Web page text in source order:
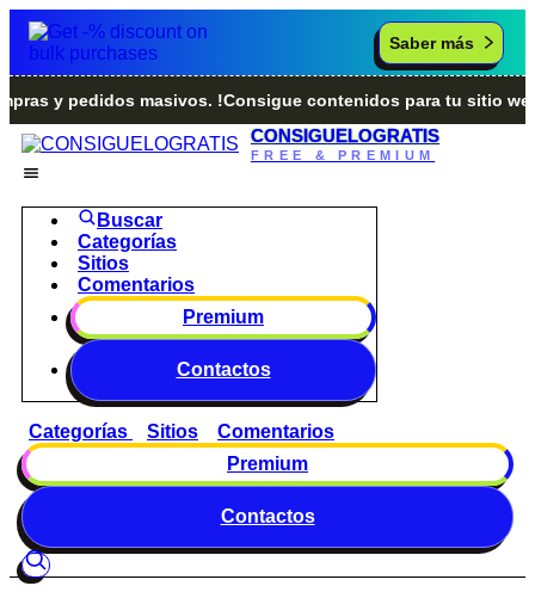
Saber más
y pedidos masivos. !Consigue contenidos para tu sitio web.!
CONSIGUELOGRATIS
FREE & PREMIUM
Buscar
Categorías
Sitios
Comentarios
Premium
Contactos
Categorías Sitios
Comentarios
Premium
Contactos